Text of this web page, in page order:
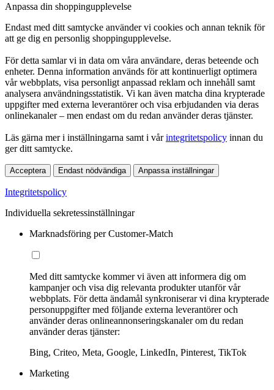
Anpassa din shoppingupplevelse
Endast med ditt samtycke använder vi cookies och annan teknik för
att ge dig en personlig shoppingupplevelse.
För detta samlar vi in data om våra användare, deras beteende och
enheter. Denna information används för att kontinuerligt optimera
vår webbplats, visa personligt anpassad reklam och innehåll samt
analysera användningsstatistik. Vi kan även matcha dina krypterade
uppgifter med externa leverantörer och visa erbjudanden via deras
onlinekanaler – men endast om du redan använder deras tjänster.
Läs gärna mer i inställningarna samt i vårintegritetspolicy innan du
ger ditt samtycke.
Acceptera Endast nödvändiga Anpassa inställningar
Integritetspolicy
Individuella sekretessinställningar
Marknadsföring per Customer-Match
Med ditt samtycke kommer vi även att informera dig om
kampanjer och visa dig relevanta produkter utanför vår
webbplats. För detta ändamål synkroniserar vi dina krypterade
personuppgifter med följande externa leverantörer och
använder deras onlineannonseringskanaler om du redan
använder deras tjänster:
Bing, Criteo, Meta, Google, LinkedIn, Pinterest, TikTok
Marketing